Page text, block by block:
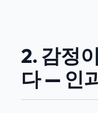
2. 감정
다 — 인